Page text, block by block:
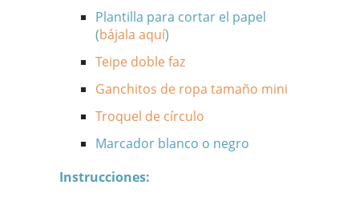
Plantilla para cortar el papel
(bájala aquí)
Teipe doble faz
Ganchitos de ropa tamaño mini
Troquel de círculo
Marcador blanco o negro
Instrucciones: